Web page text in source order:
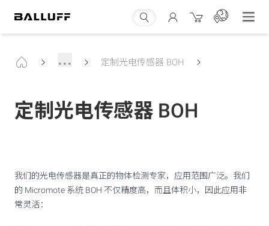
... 定制光电传感器 BOH
定制光电传感器 BOH
我们的光电传感器是真正的物体检测专家，应用范围广泛。我们
的 Micromote 系统 BOH 不仅精度高，而且体积小，因此应用非
常灵活：